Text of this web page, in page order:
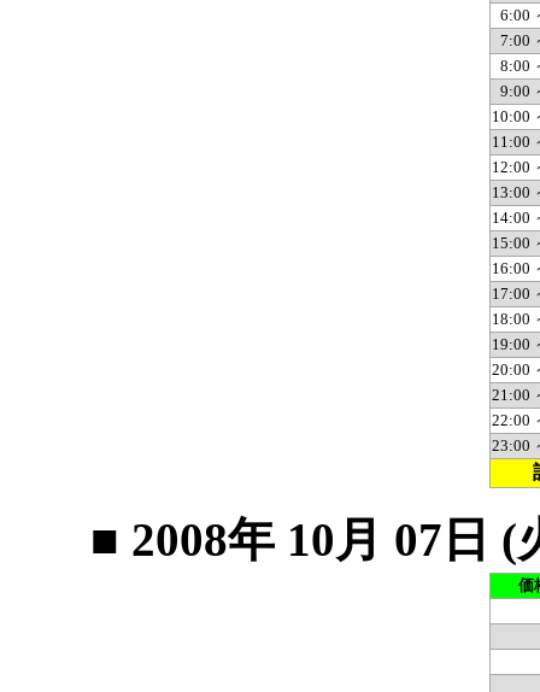
6:00
7:00
8:00
9:00
10:00
11:00
12:00
13:00
14:00
15:00
16:00
17:00
18:00
19:00
20:00
21:00
22:00
23:00
■ 2008年 10月 07日
価